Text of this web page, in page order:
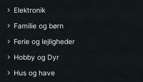
Elektronik
Familie og børn
Ferie og lejligheder
Hobby og Dyr
Hus og have